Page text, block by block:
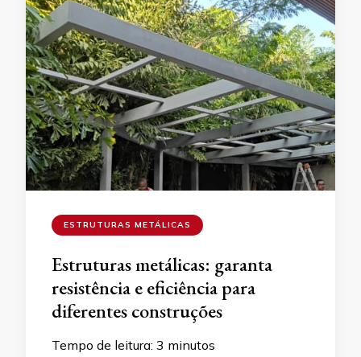
ESTRUTURAS METÁLICAS
Estruturas metálicas: garanta
resistência e eficiência para
diferentes construções
Tempo de leitura: 3 minutos